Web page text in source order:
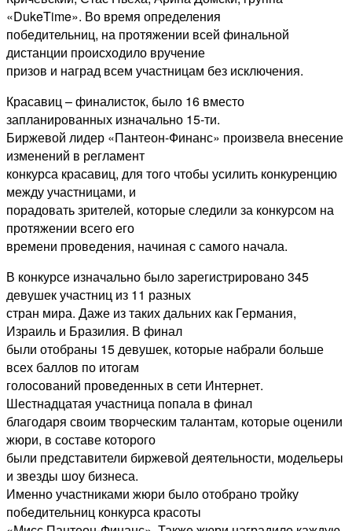
«DukeTime». Во время определения
победительниц, на протяжении всей финальной
дистанции происходило вручение
призов и наград всем участницам без исключения.
Красавиц – финалисток, было 16 вместо
запланированных изначально 15-ти.
Биржевой лидер «Пантеон-Финанс» произвела внесение
изменений в регламент
конкурса красавиц, для того чтобы усилить конкуренцию
между участницами, и
порадовать зрителей, которые следили за конкурсом на
протяжении всего его
времени проведения, начиная с самого начала.
В конкурсе изначально было зарегистрировано 345
девушек участниц из 11 разных
стран мира. Даже из таких дальних как Германия,
Израиль и Бразилия. В финал
были отобраны 15 девушек, которые набрали больше
всех баллов по итогам
голосований проведенных в сети Интернет.
Шестнадцатая участница попала в финал
благодаря своим творческим талантам, которые оценили
жюри, в составе которого
были представители биржевой деятельности, модельеры
и звезды шоу бизнеса.
Именно участниками жюри было отобрано тройку
победительниц конкурса красоты